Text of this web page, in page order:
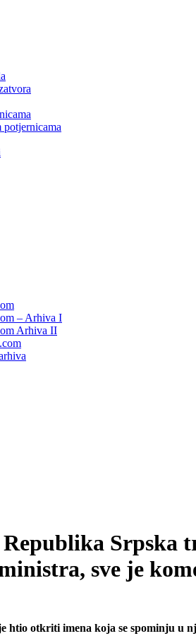
potjernicama
– Arhiva I
Arhiva II
sve je
htio otkriti imena koja se spominju u